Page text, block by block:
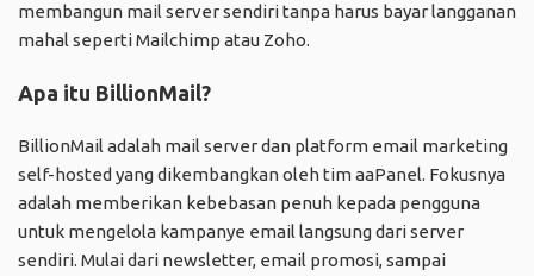
membangun mail server sendiri tanpa harus bayar langganan
mahal seperti Mailchimp atau Zoho.
Apa itu BillionMail?
BillionMail adalah mail server dan platform email marketing
self-hosted yang dikembangkan oleh tim aaPanel. Fokusnya
adalah memberikan kebebasan penuh kepada pengguna
untuk mengelola kampanye email langsung dari server
sendiri. Mulai dari newsletter, email promosi, sampai